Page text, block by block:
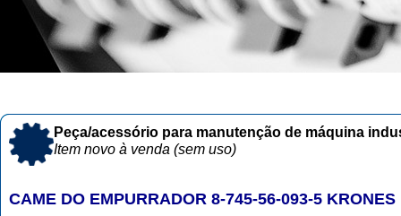
Peça/acessório para manutenção de máquina
Item novo à venda (sem uso)
CAME DO EMPURRADOR 8-745-56-093-5 KRONES